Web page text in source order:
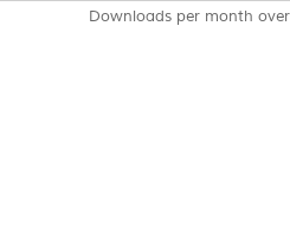
Downloads per month